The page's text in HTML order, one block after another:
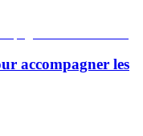
accompagner les